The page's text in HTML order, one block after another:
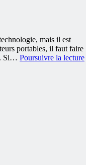
mais il est
portables, il faut faire
Si… Poursuivre la lecture